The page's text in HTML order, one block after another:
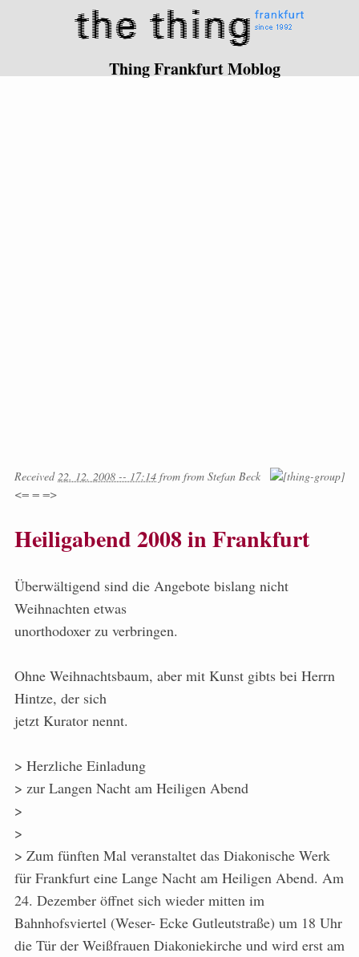
Thing Frankfurt Moblog
Received22. 12. 2008 -- 17:14 from from Stefan Beck
<= = =>
Heiligabend 2008 in Frankfurt
Überwältigend sind die Angebote bislang nicht
Weihnachten etwas
unorthodoxer zu verbringen.
Ohne Weihnachtsbaum, aber mit Kunst gibts bei Herrn
Hintze, der sich
jetzt Kurator nennt.
> Herzliche Einladung
> zur Langen Nacht am Heiligen Abend
>
>
> Zum fünften Mal veranstaltet das Diakonische Werk
für Frankfurt eine Lange Nacht am Heiligen Abend. Am
24. Dezember öffnet sich wieder mitten im
Bahnhofsviertel (Weser- Ecke Gutleutstraße) um 18 Uhr
die Tür der Weißfrauen Diakoniekirche und wird erst am